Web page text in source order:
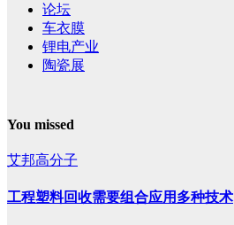
论坛
车衣膜
锂电产业
陶瓷展
You missed
艾邦高分子
工程塑料回收需要组合应用多种技术